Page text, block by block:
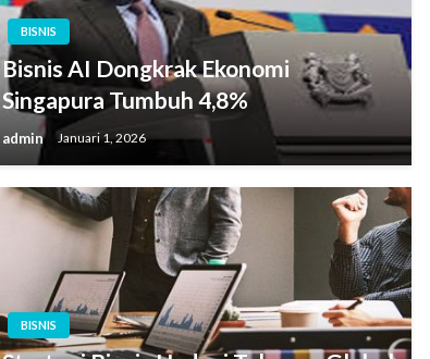
BISNIS
Bisnis AI Dongkrak Ekonomi
Singapura Tumbuh 4,8%
admin Januari 1, 2026
BISNIS